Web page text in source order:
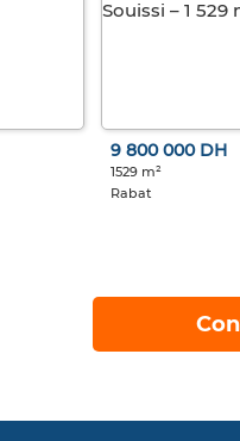
9 800 000 DH
1529 m²
Rabat